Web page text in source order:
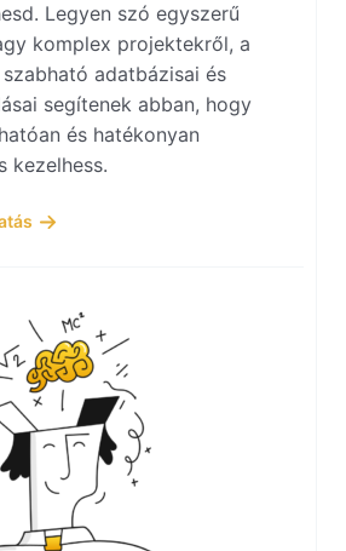
Legyen szó egyszerű
komplex projektekről, a
adatbázisai és
segítenek abban, hogy
és hatékonyan
kezelhess.